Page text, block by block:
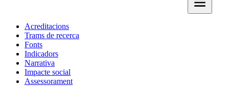
Acreditacions
Trams de recerca
Fonts
Indicadors
Narrativa
Impacte social
Assessorament